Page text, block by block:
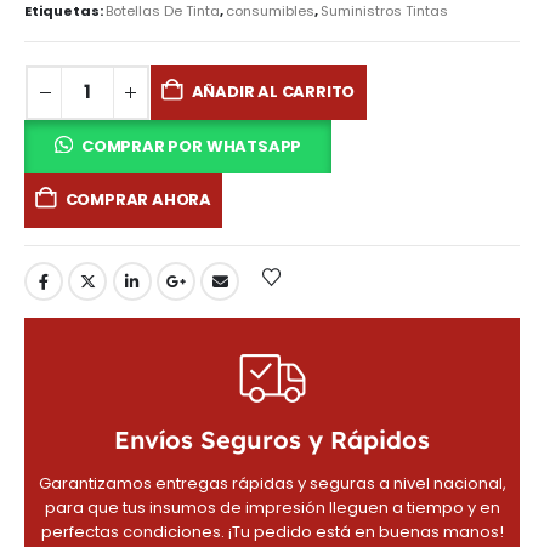
Etiquetas:Botellas De Tinta,consumibles,Suministros Tintas
AÑADIR AL CARRITO
COMPRAR POR WHATSAPP
COMPRAR AHORA
Envíos Seguros y Rápidos
Garantizamos entregas rápidas y seguras a nivel nacional,
para que tus insumos de impresión lleguen a tiempo y en
perfectas condiciones. ¡Tu pedido está en buenas manos!